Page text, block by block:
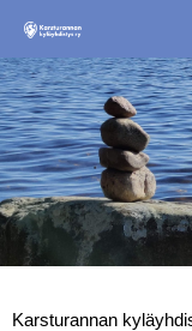
sisältöön
Karsturannan